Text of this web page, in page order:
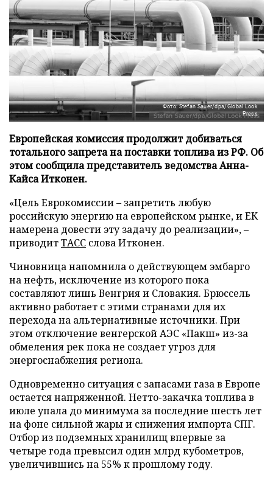
Фото: Stefan Sauer/dpa/Global Look
Press
Европейская комиссия продолжит добиваться
тотального запрета на поставки топлива из РФ. Об
этом сообщила представитель ведомства Анна-
Кайса Итконен.
«Цель Еврокомиссии – запретить любую
российскую энергию на европейском рынке, и ЕК
намерена довести эту задачу до реализации», –
приводитТАСС слова Итконен.
Чиновница напомнила о действующем эмбарго
на нефть, исключение из которого пока
составляют лишь Венгрия и Словакия. Брюссель
активно работает с этими странами для их
перехода на альтернативные источники. При
этом отключение венгерской АЭС «Пакш» из-за
обмеления рек пока не создает угроз для
энергоснабжения региона.
Одновременно ситуация с запасами газа в Европе
остается напряженной. Нетто-закачка топлива в
июле упала до минимума за последние шесть лет
на фоне сильной жары и снижения импорта СПГ.
Отбор из подземных хранилищ впервые за
четыре года превысил один млрд кубометров,
увеличившись на 55% к прошлому году.